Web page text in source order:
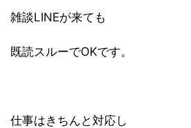
雑談LINEが来ても
既読スルーでOKです。
仕事はきちんと対応し